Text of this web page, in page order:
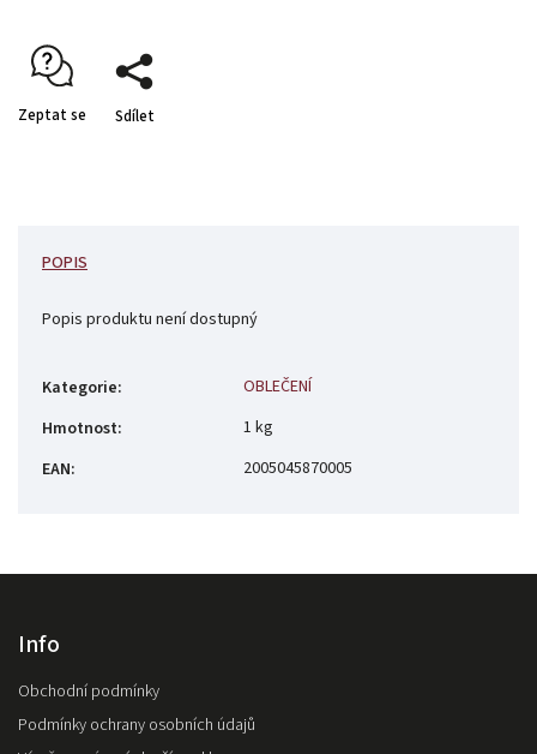
Zeptat se Sdílet
POPIS
Popis produktu není dostupný
Kategorie:
OBLEČENÍ
Hmotnost:
1 kg
EAN: 2005045870005
Info
Obchodní podmínky
Podmínky ochrany osobních údajů